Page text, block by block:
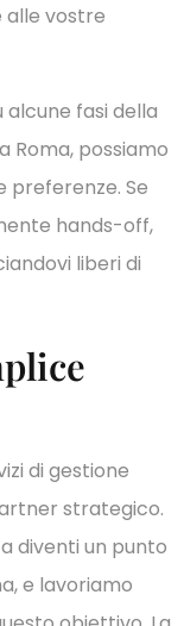
vostre
fasi della
Roma, possiamo
preferenze. Se
hands-off,
liberi di
di gestione
strategico.
diventi un punto
e lavoriamo